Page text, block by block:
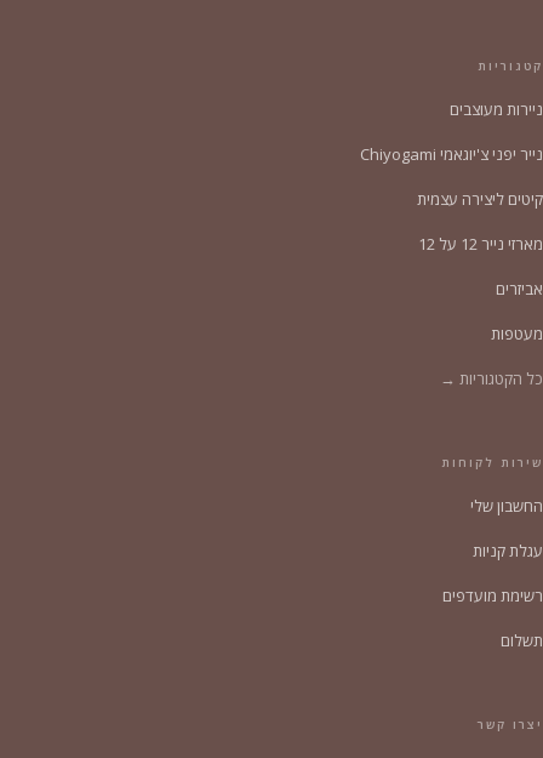
קטגוריות
ניירות מעוצבים
נייר יפני צ'יוגאמי Chiyogami
קיטים ליצירה עצמית
מארזי נייר 12 על 12
אביזרים
מעטפות
כל הקטגוריות →
שירות לקוחות
החשבון שלי
עגלת קניות
רשימת מועדפים
תשלום
יצרו קשר